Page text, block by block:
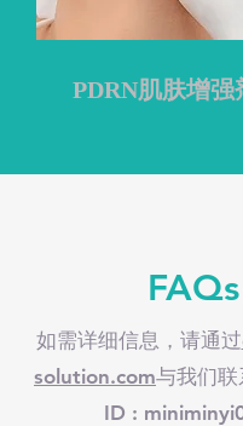
PDRN肌肤增强
FAQs
如需详细信息，请通过
solution.com与我们
ID :